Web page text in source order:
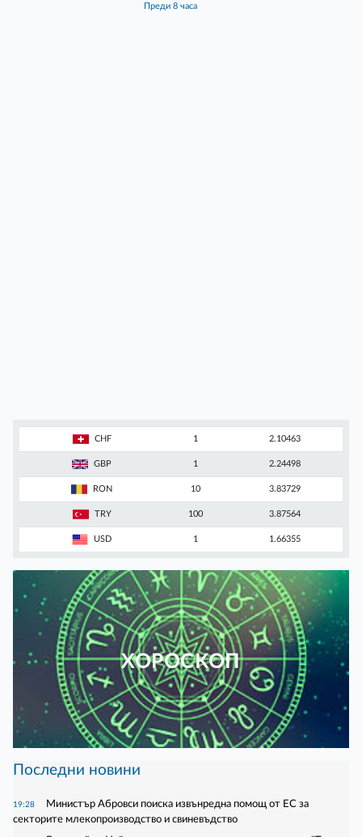
преди 8 часа
CHF 1 2.10463
GBP 1 2.24498
RON 10 3.83729
TRY 100 3.87564
USD 1 1.66355
ХОРОСКОП
Последни новини
19:28
Министър Абровси поиска извънредна помощ от ЕС за
секторите млекопроизводство и свиневъдство